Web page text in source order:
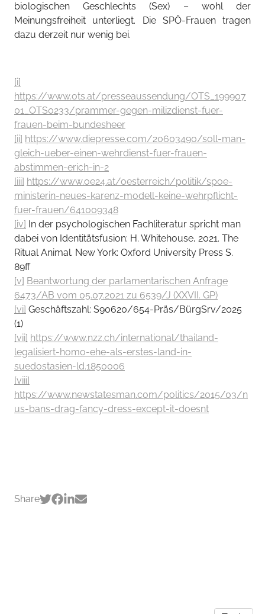
biologischen Geschlechts (Sex) – wohl der
Meinungsfreiheit unterliegt. Die SPÖ-Frauen tragen
dazu derzeit nur wenig bei.
[i]
https://www.ots.at/presseaussendung/OTS_199907
01_OTS0233/prammer-gegen-milizdienst-fuer-
frauen-beim-bundesheer
[ii] https://www.diepresse.com/20603490/soll-man-
gleich-ueber-einen-wehrdienst-fuer-frauen-
abstimmen-erich-in-2
[iii] https://www.oe24.at/oesterreich/politik/spoe-
ministerin-neues-karenz-modell-keine-wehrpflicht-
fuer-frauen/641009348
[iv] In der psychologischen Fachliteratur spricht man
dabei von Identitätsfusion: H. Whitehouse, 2021. The
Ritual Animal. New York: Oxford University Press S.
89ff
[v] Beantwortung der parlamentarischen Anfrage
6473/AB vom 05.07.2021 zu 6539/J (XXVII. GP)
[vi] Geschäftszahl: S90620/654-Präs/BürgSrv/2025
(1)
[vii] https://www.nzz.ch/international/thailand-
legalisiert-homo-ehe-als-erstes-land-in-
suedostasien-ld.1850006
[viii]
https://www.newstatesman.com/politics/2015/03/n
us-bans-drag-fancy-dress-except-it-doesnt
Share